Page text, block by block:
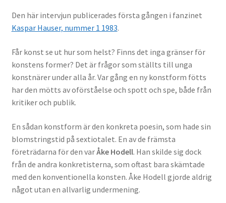
Den här intervjun publicerades första gången i fanzinet
Kaspar Hauser, nummer 1 1983.
Får konst se ut hur som helst? Finns det inga gränser för
konstens former? Det är frågor som ställts till unga
konstnärer under alla år. Var gång en ny konstform fötts
har den mötts av oförståelse och spott och spe, både från
kritiker och publik.
En sådan konstform är den konkreta poesin, som hade sin
blomstringstid på sextiotalet. En av de främsta
företrädarna för den varÅke Hodell. Han skilde sig dock
från de andra konkretisterna, som oftast bara skämtade
med den konventionella konsten. Åke Hodell gjorde aldrig
något utan en allvarlig undermening.